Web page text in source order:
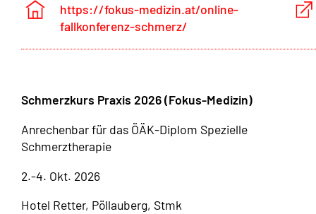
https://fokus-medizin.at/online-
fallkonferenz-schmerz/
Schmerzkurs Praxis 2026 (Fokus-Medizin)
Anrechenbar für das ÖÄK-Diplom Spezielle
Schmerztherapie
2.-4. Okt. 2026
Hotel Retter, Pöllauberg, Stmk